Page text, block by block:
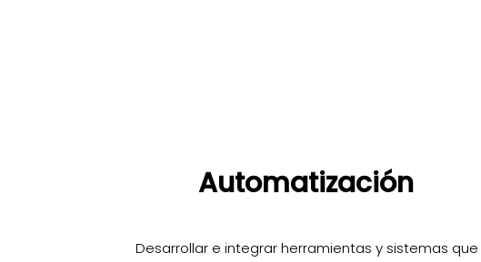
Automatización
Desarrollar e integrar herramientas y sistemas que